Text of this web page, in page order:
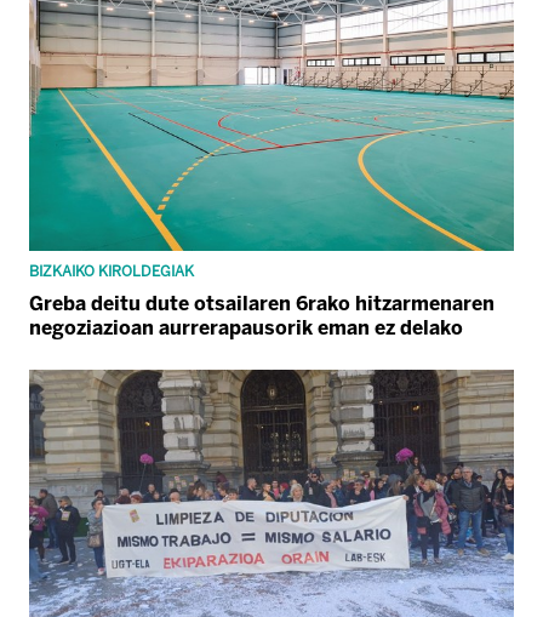
BIZKAIKO KIROLDEGIAK
Greba deitu dute otsailaren 6rako hitzarmenaren
negoziazioan aurrerapausorik eman ez delako